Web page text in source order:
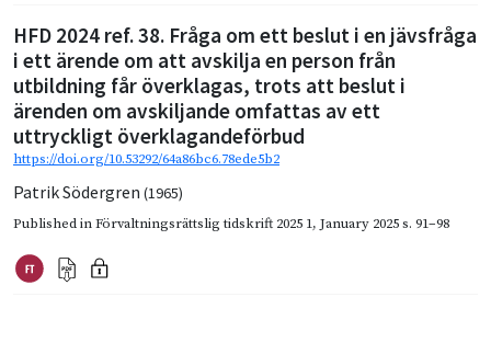
HFD 2024 ref. 38. Fråga om ett beslut i en jävsfråga
i ett ärende om att avskilja en person från
utbildning får överklagas, trots att beslut i
ärenden om avskiljande omfattas av ett
uttryckligt överklagandeförbud
https://doi.org/10.53292/64a86bc6.78ede5b2
Patrik Södergren (1965)
Published inFörvaltningsrättslig tidskrift 2025 1, January 2025s. 91–98